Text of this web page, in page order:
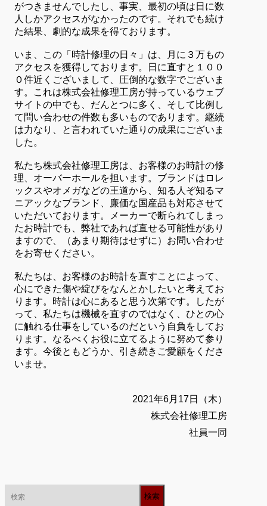
がつきませんでしたし、事実、最初の頃は日に数
人しかアクセスがなかったのです。それでも続け
た結果、劇的な成果を得ております。
いま、この「時計修理の日々」は、月に３万もの
アクセスを獲得しております。日に直すと１００
０件近くございまして、圧倒的な数字でございま
す。これは株式会社修理工房が持っているウェブ
サイトの中でも、だんとつに多く、そして比例し
て問い合わせの件数も多いものであります。継続
は力なり、と言われていた通りの成果にございま
した。
私たち株式会社修理工房は、お客様のお時計の修
理、オーバーホールを担います。ブランドはロレ
ックスやオメガなどの王道から、知る人ぞ知るマ
ニアックなブランド、廉価な国産品も対応させて
いただいております。メーカーで断られてしまっ
たお時計でも、弊社であれば直せる可能性があり
ますので、（あまり期待はせずに）お問い合わせ
をお寄せください。
私たちは、お客様のお時計を直すことによって、
心にできた傷や綻びをなんとかしたいと考えてお
ります。時計は心にあると思う次第です。したが
って、私たちは機械を直すのではなく、ひとの心
に触れる仕事をしているのだという自負をしてお
ります。なるべくお役に立てるように努めて参り
ます。今後ともどうか、引き続きご愛顧をくださ
いませ。
2021年6月17日（木）
株式会社修理工房
社員一同